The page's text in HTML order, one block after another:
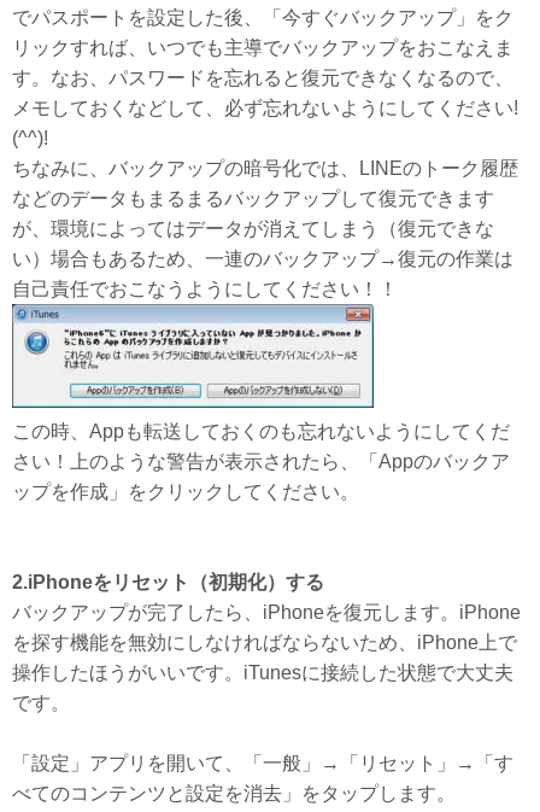
でパスポートを設定した後、「今すぐバックアップ」をク
リックすれば、いつでも主導でバックアップをおこなえま
す。なお、パスワードを忘れると復元できなくなるので、
メモしておくなどして、必ず忘れないようにしてください!
(^^)!
ちなみに、バックアップの暗号化では、LINEのトーク履歴
などのデータもまるまるバックアップして復元できます
が、環境によってはデータが消えてしまう（復元できな
い）場合もあるため、一連のバックアップ→復元の作業は
自己責任でおこなうようにしてください！！
この時、Appも転送しておくのも忘れないようにしてくだ
さい！上のような警告が表示されたら、「Appのバックア
ップを作成」をクリックしてください。
2.iPhoneをリセット（初期化）する
バックアップが完了したら、iPhoneを復元します。iPhone
を探す機能を無効にしなければならないため、iPhone上で
操作したほうがいいです。iTunesに接続した状態で大丈夫
です。
「設定」アプリを開いて、「一般」→「リセット」→「す
べてのコンテンツと設定を消去」をタップします。